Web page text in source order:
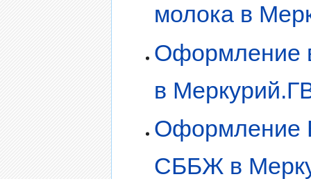
молока в
Оформление
в
Оформление
СББЖ в